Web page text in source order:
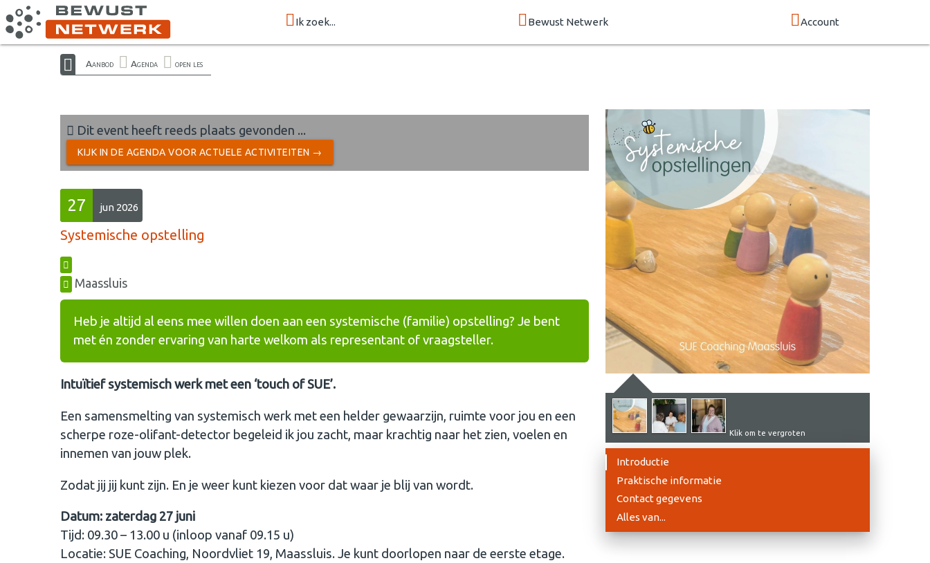
Ik zoek... Bewust Netwerk Account
Aanbod Agenda open les
Dit event heeft reeds plaats gevonden ...
KIJK IN DE AGENDA VOOR ACTUELE ACTIVITEITEN →
27 jun 2026
Systemische opstelling
Maassluis
Heb je altijd al eens mee willen doen aan een systemische (familie) opstelling? Je bent
met én zonder ervaring van harte welkom als representant of vraagsteller.
Intuïtief systemisch werk met een ‘touch of SUE’.
Een samensmelting van systemisch werk met een helder gewaarzijn, ruimte voor jou en een
scherpe roze-olifant-detector begeleid ik jou zacht, maar krachtig naar het zien, voelen en
innemen van jouw plek.
Zodat jij jij kunt zijn. En je weer kunt kiezen voor dat waar je blij van wordt.
Datum: zaterdag 27 juni
Tijd: 09.30 – 13.00 u (inloop vanaf 09.15 u)
Locatie: SUE Coaching, Noordvliet 19, Maassluis. Je kunt doorlopen naar de eerste etage.
Klik om te vergroten
Introductie
Praktische informatie
Contact gegevens
Alles van...